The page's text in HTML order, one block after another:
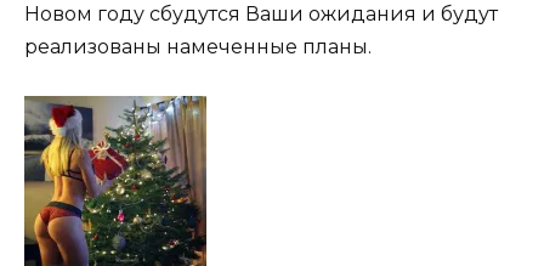
Новом году сбудутся Ваши ожидания и будут
реализованы намеченные планы.